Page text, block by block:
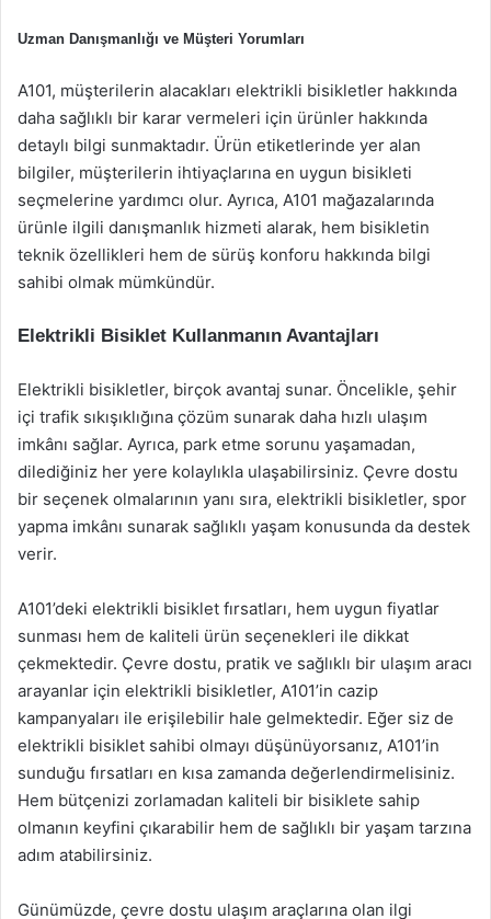
Uzman Danışmanlığı ve Müşteri Yorumları
A101, müşterilerin alacakları elektrikli bisikletler hakkında
daha sağlıklı bir karar vermeleri için ürünler hakkında
detaylı bilgi sunmaktadır. Ürün etiketlerinde yer alan
bilgiler, müşterilerin ihtiyaçlarına en uygun bisikleti
seçmelerine yardımcı olur. Ayrıca, A101 mağazalarında
ürünle ilgili danışmanlık hizmeti alarak, hem bisikletin
teknik özellikleri hem de sürüş konforu hakkında bilgi
sahibi olmak mümkündür.
Elektrikli Bisiklet Kullanmanın Avantajları
Elektrikli bisikletler, birçok avantaj sunar. Öncelikle, şehir
içi trafik sıkışıklığına çözüm sunarak daha hızlı ulaşım
imkânı sağlar. Ayrıca, park etme sorunu yaşamadan,
dilediğiniz her yere kolaylıkla ulaşabilirsiniz. Çevre dostu
bir seçenek olmalarının yanı sıra, elektrikli bisikletler, spor
yapma imkânı sunarak sağlıklı yaşam konusunda da destek
verir.
A101’deki elektrikli bisiklet fırsatları, hem uygun fiyatlar
sunması hem de kaliteli ürün seçenekleri ile dikkat
çekmektedir. Çevre dostu, pratik ve sağlıklı bir ulaşım aracı
arayanlar için elektrikli bisikletler, A101’in cazip
kampanyaları ile erişilebilir hale gelmektedir. Eğer siz de
elektrikli bisiklet sahibi olmayı düşünüyorsanız, A101’in
sunduğu fırsatları en kısa zamanda değerlendirmelisiniz.
Hem bütçenizi zorlamadan kaliteli bir bisiklete sahip
olmanın keyfini çıkarabilir hem de sağlıklı bir yaşam tarzına
adım atabilirsiniz.
Günümüzde, çevre dostu ulaşım araçlarına olan ilgi